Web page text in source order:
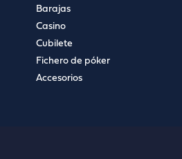
Barajas
Casino
Cubilete
Fichero de póker
Accesorios